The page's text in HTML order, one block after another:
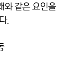
와 같은 요인을
.